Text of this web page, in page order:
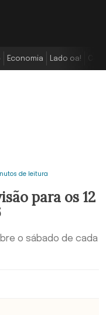
Economia Lado oa!
de leitura
para os 12
o sábado de cada